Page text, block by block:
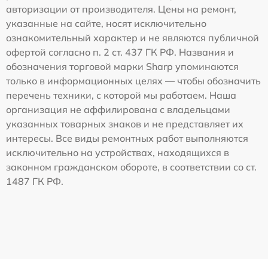
авторизации от производителя. Цены на ремонт,
указанные на сайте, носят исключительно
ознакомительный характер и не являются публичной
офертой согласно п. 2 ст. 437 ГК РФ. Названия и
обозначения торговой марки Sharp упоминаются
только в информационных целях — чтобы обозначить
перечень техники, с которой мы работаем. Наша
организация не аффилирована с владельцами
указанных товарных знаков и не представляет их
интересы. Все виды ремонтных работ выполняются
исключительно на устройствах, находящихся в
законном гражданском обороте, в соответствии со ст.
1487 ГК РФ.